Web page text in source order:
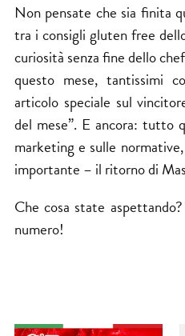
Non pensate che sia finita
tra i consigli gluten free
curiosità senza fine dello
questo mese, tantissimi
articolo speciale sul
del mese”. E ancora: tutto
marketing e sulle
importante – il ritorno di
Che cosa state
numero!